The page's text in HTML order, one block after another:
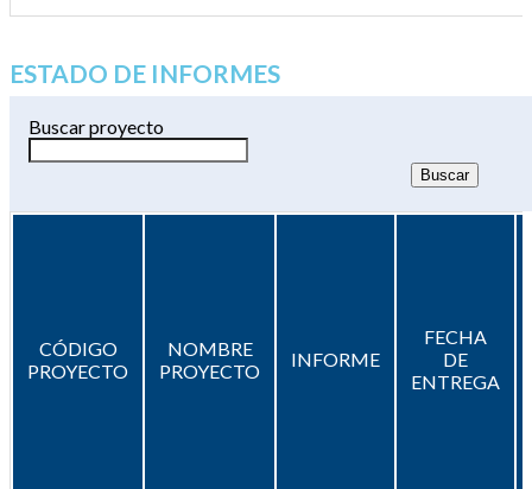
ESTADO DE INFORMES
Buscar proyecto
CÓDIGO
PROYECTO
NOMBRE
PROYECTO
INFORME
FECHA
DE
ENTREGA